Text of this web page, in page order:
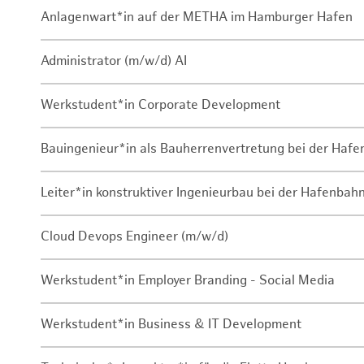
Anlagenwart*in auf der METHA im Hamburger Hafen
Administrator (m/w/d) AI
Werkstudent*in Corporate Development
Bauingenieur*in als Bauherrenvertretung bei der
Leiter*in konstruktiver Ingenieurbau bei der Hafenbahn
Cloud Devops Engineer (m/w/d)
Werkstudent*in Employer Branding - Social Media
Werkstudent*in Business & IT Development